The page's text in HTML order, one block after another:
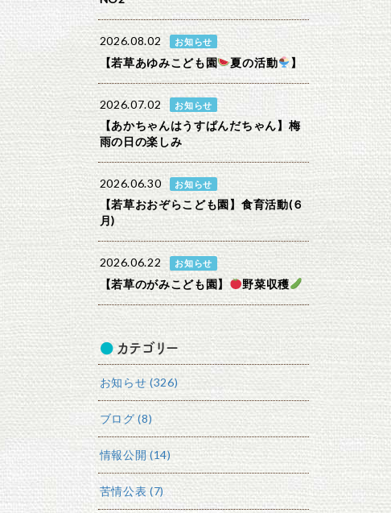
2026.08.02 お知らせ
【若草あゆみこども園 夏の活動 】
2026.07.02 お知らせ
【あかちゃんはうすぱんだちゃん】梅
雨の日の楽しみ
2026.06.30 お知らせ
【若草おおぞらこども園】食育活動(６
月)
2026.06.22 お知らせ
【若草のがみこども園】 野菜収穫
カテゴリー
お知らせ (326)
ブログ (8)
情報公開 (14)
苦情公表 (7)